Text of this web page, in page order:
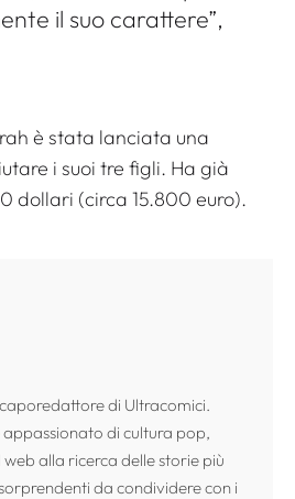
il suo carattere”,
è stata lanciata una
i suoi tre figli. Ha già
dollari (circa 15.800 euro).
di Ultracomici.
di cultura pop,
alla ricerca delle storie più
da condividere con i